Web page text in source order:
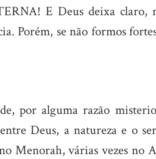
E Deus deixa claro,
Porém, se não formos
por alguma razão
Deus, a natureza e o
Menorah, várias vezes no